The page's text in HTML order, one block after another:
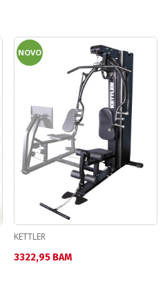
NOVO
KETTLER
Текуща цена:
3322,95 BAM